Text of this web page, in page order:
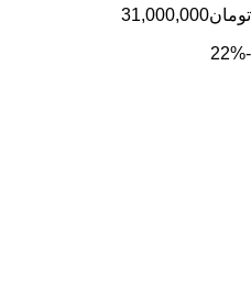
تومان31,000,000
-22%